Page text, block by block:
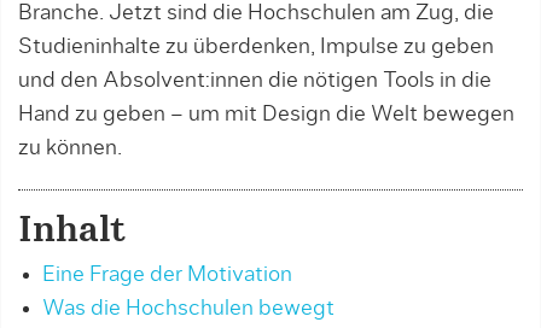
Branche. Jetzt sind die Hochschulen am Zug, die
Studieninhalte zu überdenken, Impulse zu geben
und den Absolvent:innen die nötigen Tools in die
Hand zu geben – um mit Design die Welt bewegen
zu können.
Inhalt
Eine Frage der Motivation
Was die Hochschulen bewegt